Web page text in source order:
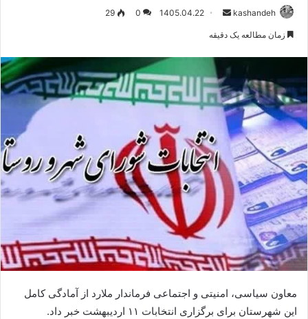
kashandeh
ارسال1405.04.22
0
29
زمان مطالعه یک دقیقه
معاون سیاسی، امنیتی و اجتماعی فرماندار ملارد از آمادگی کامل
این شهرستان برای برگزاری انتخابات ۱۱ اردیبهشت خبر داد.